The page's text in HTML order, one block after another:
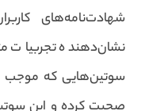
شهادت‌نامه‌های
نشان‌دهنده تجربیات
سوتین‌هایی که موجب